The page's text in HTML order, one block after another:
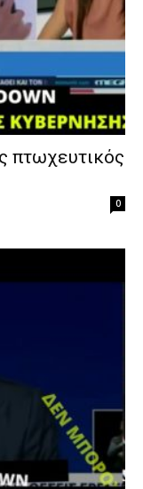
πτωχευτικός
0